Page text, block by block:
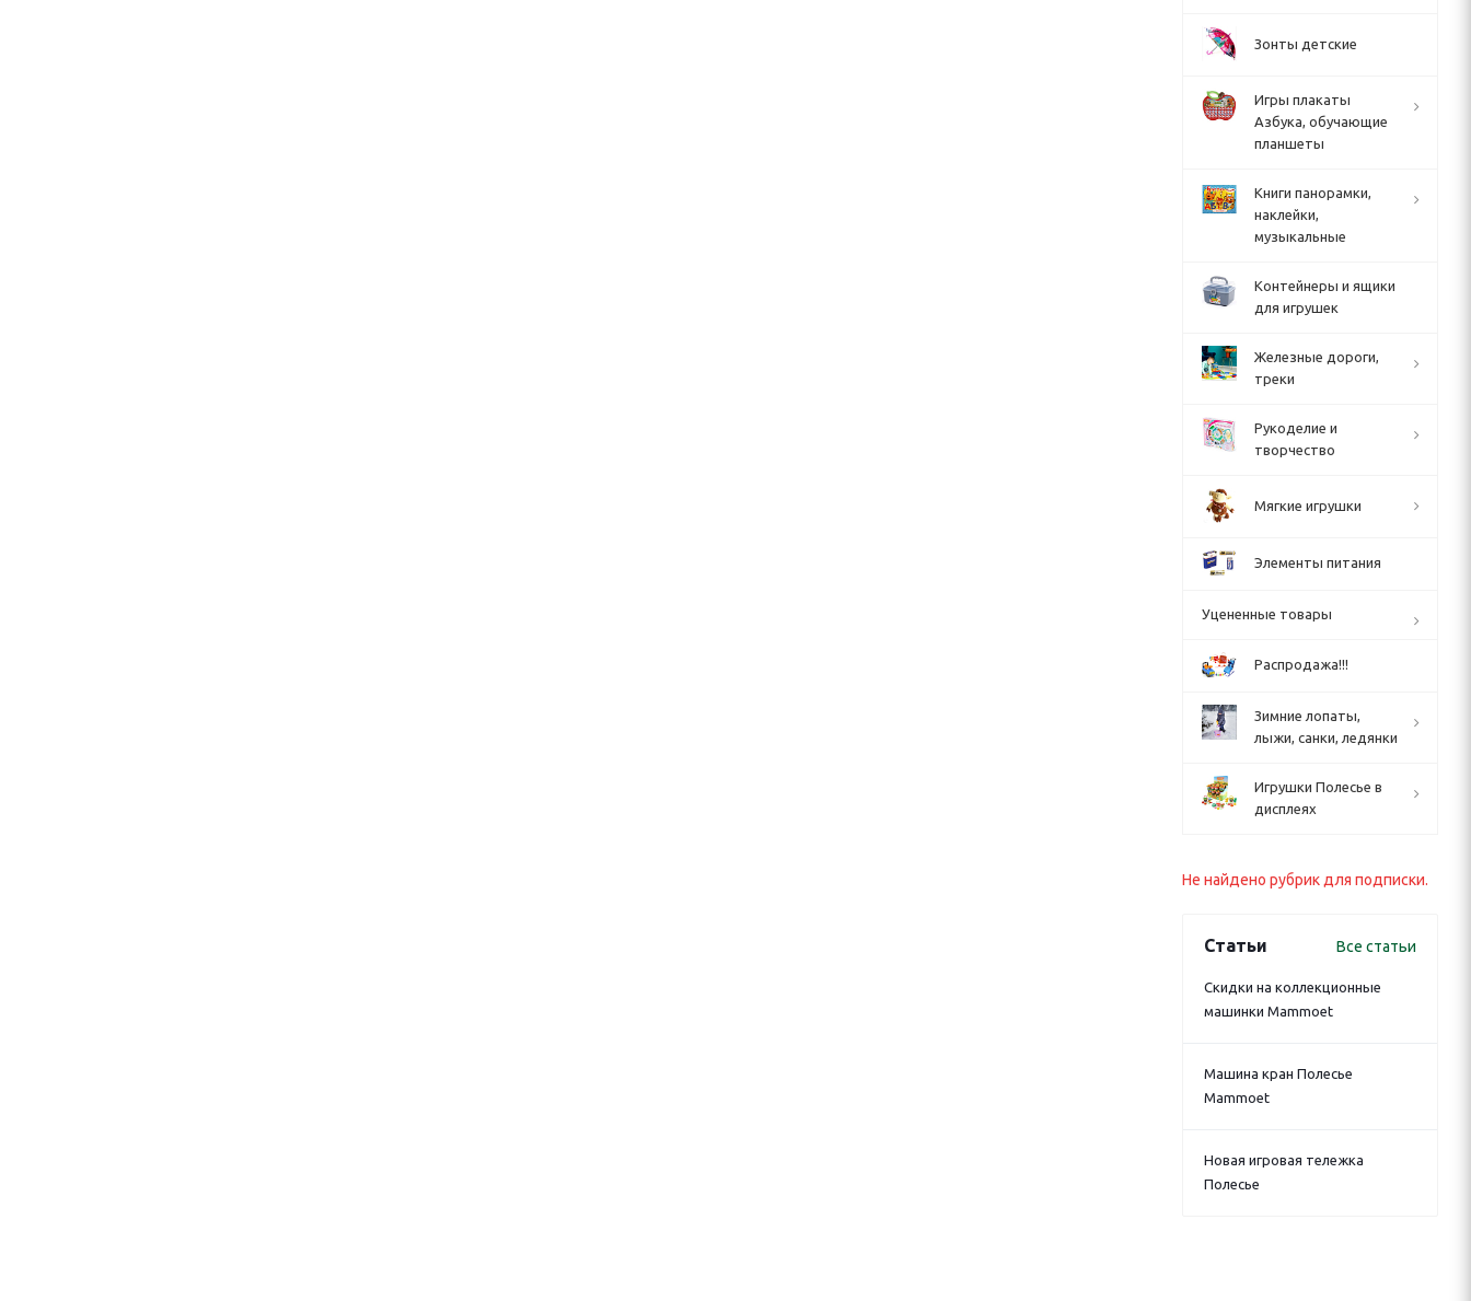
Зонты детские
Игры плакаты
Азбука, обучающие
планшеты
Книги панорамки,
наклейки,
музыкальные
Контейнеры и ящики
для игрушек
Железные дороги,
треки
Рукоделие и
творчество
Мягкие игрушки
Элементы питания
Уцененные товары
Распродажа!!!
Зимние лопаты,
лыжи, санки, ледянки
Игрушки Полесье в
дисплеях
Не найдено рубрик для подписки.
Статьи Все статьи
Скидки на коллекционные
машинки Mammoet
Машина кран Полесье
Mammoet
Новая игровая тележка
Полесье